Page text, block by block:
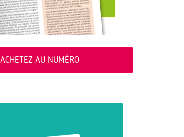
ACHETEZ AU NUMÉRO